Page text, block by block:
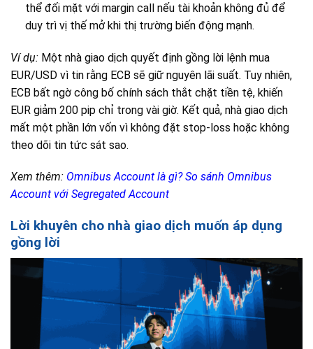
thể đối mặt với margin call nếu tài khoản không đủ để
duy trì vị thế mở khi thị trường biến động mạnh.
Ví dụ: Một nhà giao dịch quyết định gồng lời lệnh mua
EUR/USD vì tin rằng ECB sẽ giữ nguyên lãi suất. Tuy nhiên,
ECB bất ngờ công bố chính sách thắt chặt tiền tệ, khiến
EUR giảm 200 pip chỉ trong vài giờ. Kết quả, nhà giao dịch
mất một phần lớn vốn vì không đặt stop-loss hoặc không
theo dõi tin tức sát sao.
Xem thêm: Omnibus Account là gì? So sánh Omnibus
Account với Segregated Account
Lời khuyên cho nhà giao dịch muốn áp dụng
gồng lời